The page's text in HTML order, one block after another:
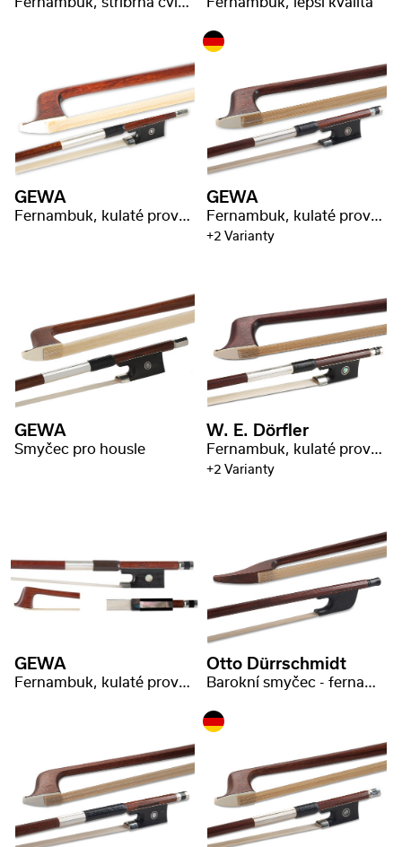
Fernambuk, stříbrná cvikle, stříbrná/3-dílna nožka Fernambuk, lepší kvalita
GEWA
Fernambuk, kulaté provedení, razítko ,,P. Baron"
GEWA
Fernambuk, kulaté provedení, MsNi vinutí
+2 Varianty
GEWA
Smyčec pro housle
W. E. Dörfler
Fernambuk, kulaté provedení, MsNi
+2 Varianty
GEWA
Fernambuk, kulaté provedení, razítko ,,C. Malot"
Otto Dürrschmidt
Barokní smyčec - fernambuk, hranaté provedení